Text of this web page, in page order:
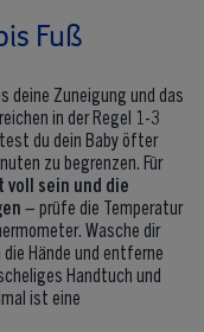
Fuß
deine Zuneigung und das
in der Regel 1-3
du dein Baby öfter
zu begrenzen. Für
voll sein und die
– prüfe die Temperatur
Wasche dir
Hände und entferne
Handtuch und
ist eine